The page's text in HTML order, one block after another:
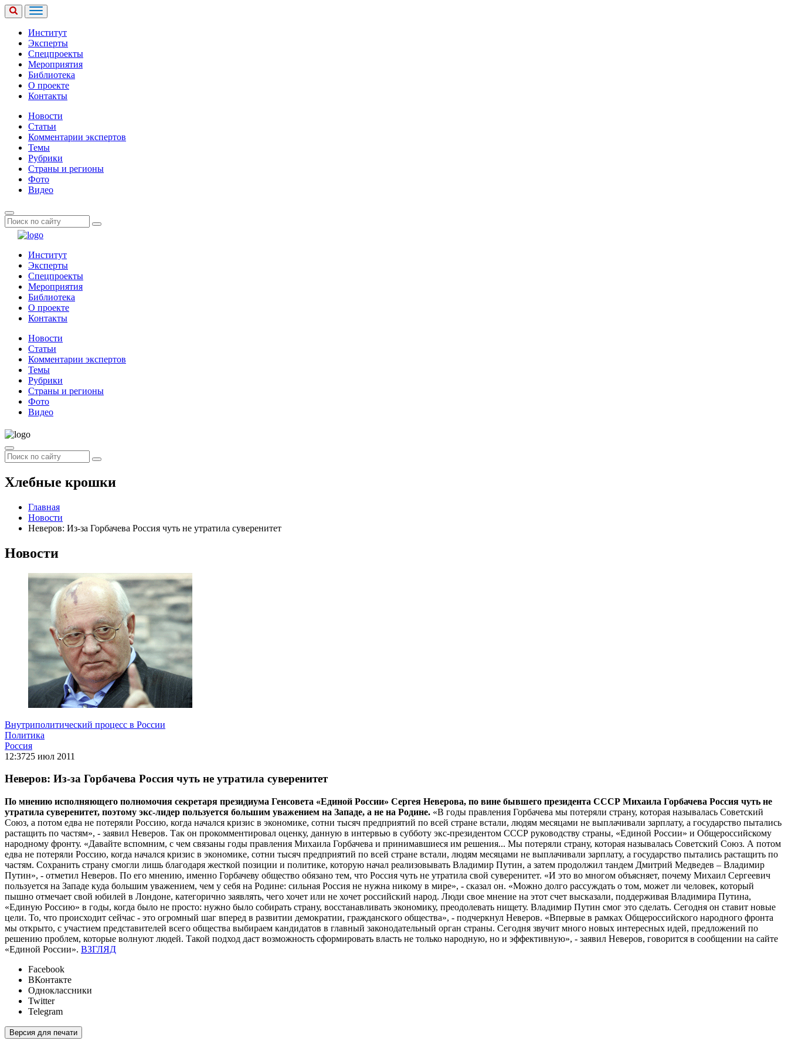
Институт
Эксперты
Спецпроекты
Мероприятия
Библиотека
О проекте
Контакты
Новости
Статьи
Комментарии экспертов
Темы
Рубрики
Страны и регионы
Фото
Видео
Институт
Эксперты
Спецпроекты
Мероприятия
Библиотека
О проекте
Контакты
Новости
Статьи
Комментарии экспертов
Темы
Рубрики
Страны и регионы
Фото
Видео
Хлебные крошки
Главная
Новости
Неверов: Из-за Горбачева Россия чуть не утратила суверенитет
Новости
Внутриполитический процесс в России
Политика
Россия
12:3725 июл 2011
Неверов: Из-за Горбачева Россия чуть не утратила суверенитет
По мнению исполняющего полномочия секретаря президиума Генсовета «Единой России» Сергея Неверова, по вине бывшего президента СССР Михаила Горбачева Россия чуть не
утратила суверенитет, поэтому экс-лидер пользуется большим уважением на Западе, а не на Родине. «В годы правления Горбачева мы потеряли страну, которая называлась Советский
Союз, а потом едва не потеряли Россию, когда начался кризис в экономике, сотни тысяч предприятий по всей стране встали, людям месяцами не выплачивали зарплату, а государство пытались
растащить по частям», - заявил Неверов. Так он прокомментировал оценку, данную в интервью в субботу экс-президентом СССР руководству страны, «Единой России» и Общероссийскому
народному фронту. «Давайте вспомним, с чем связаны годы правления Михаила Горбачева и принимавшиеся им решения... Мы потеряли страну, которая называлась Советский Союз. А потом
едва не потеряли Россию, когда начался кризис в экономике, сотни тысяч предприятий по всей стране встали, людям месяцами не выплачивали зарплату, а государство пытались растащить по
частям. Сохранить страну смогли лишь благодаря жесткой позиции и политике, которую начал реализовывать Владимир Путин, а затем продолжил тандем Дмитрий Медведев – Владимир
Путин», - отметил Неверов. По его мнению, именно Горбачеву общество обязано тем, что Россия чуть не утратила свой суверенитет. «И это во многом объясняет, почему Михаил Сергеевич
пользуется на Западе куда большим уважением, чем у себя на Родине: сильная Россия не нужна никому в мире», - сказал он. «Можно долго рассуждать о том, может ли человек, который
пышно отмечает свой юбилей в Лондоне, категорично заявлять, чего хочет или не хочет российский народ. Люди свое мнение на этот счет высказали, поддерживая Владимира Путина,
«Единую Россию» в годы, когда было не просто: нужно было собирать страну, восстанавливать экономику, преодолевать нищету. Владимир Путин смог это сделать. Сегодня он ставит новые
цели. То, что происходит сейчас - это огромный шаг вперед в развитии демократии, гражданского общества», - подчеркнул Неверов. «Впервые в рамках Общероссийского народного фронта
мы открыто, с участием представителей всего общества выбираем кандидатов в главный законодательный орган страны. Сегодня звучит много новых интересных идей, предложений по
решению проблем, которые волнуют людей. Такой подход даст возможность сформировать власть не только народную, но и эффективную», - заявил Неверов, говорится в сообщении на сайте
«Единой России». ВЗГЛЯД
Facebook
ВКонтакте
Одноклассники
Twitter
Telegram
Версия для печати